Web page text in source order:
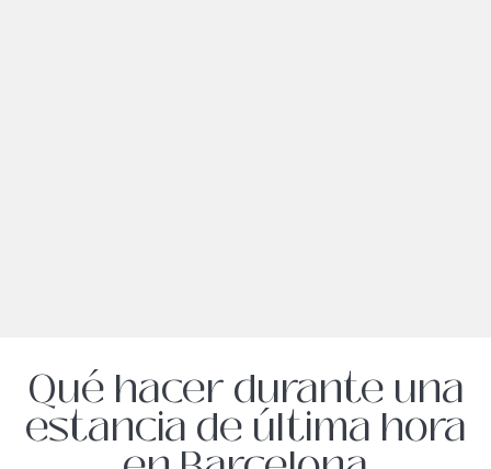
Qué hacer durante una
estancia de última hora